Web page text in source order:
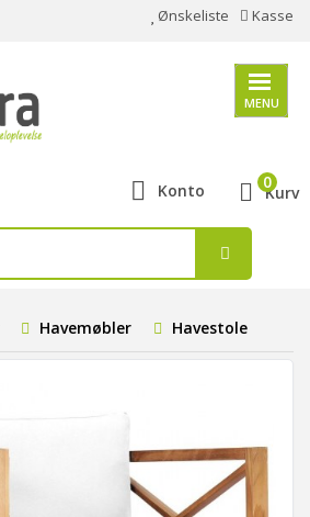
Ønskeliste Kasse
MENU
Konto Kurv
0
Havemøbler Havestole